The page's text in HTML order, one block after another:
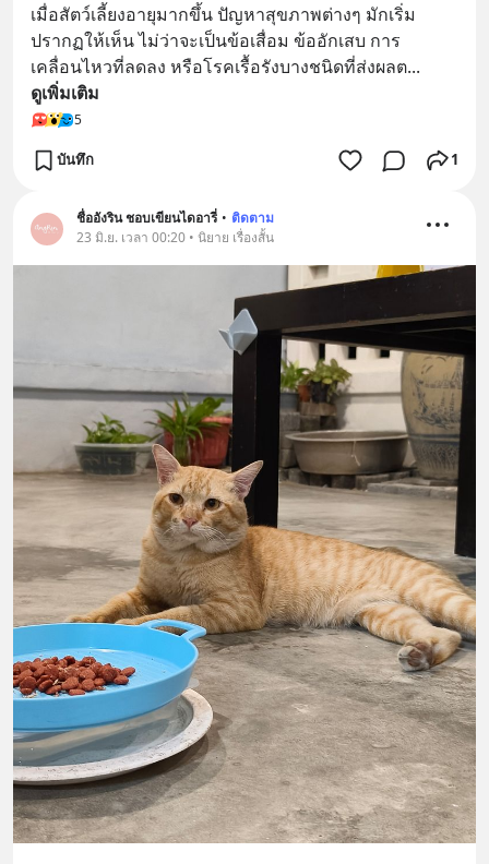
เมื่อสัตว์เลี้ยงอายุมากขึ้น ปัญหาสุขภาพต่างๆ มักเริ่ม
ปรากฏให้เห็น ไม่ว่าจะเป็นข้อเสื่อม ข้ออักเสบ การ
เคลื่อนไหวที่ลดลง หรือโรคเรื้อรังบางชนิดที่ส่งผลต...
ดูเพิ่มเติม
5
บันทึก 1
ชื่ออังริน ชอบเขียนไดอารี่ • ติดตาม
23 มิ.ย. เวลา 00:20 • นิยาย เรื่องสั้น